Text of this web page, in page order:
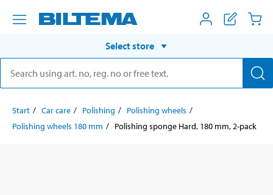
Select store
Start Car care Polishing
Polishing wheels
Polishing wheels 180 mm
Polishing sponge Hard, 180 mm, 2-pack